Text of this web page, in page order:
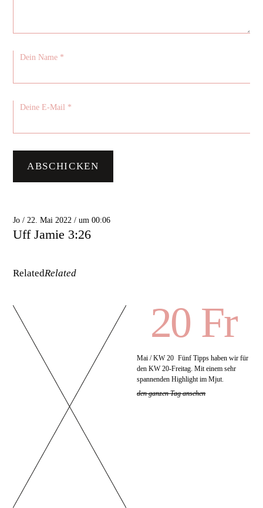
Jo / 22. Mai 2022 / um 00:06
Uff Jamie 3:26
RelatedRelated
20 Fr
Mai / KW 20 Fünf Tipps haben wir für
den KW 20-Freitag. Mit einem sehr
spannenden Highlight im Mjut.
den ganzen Tag ansehen